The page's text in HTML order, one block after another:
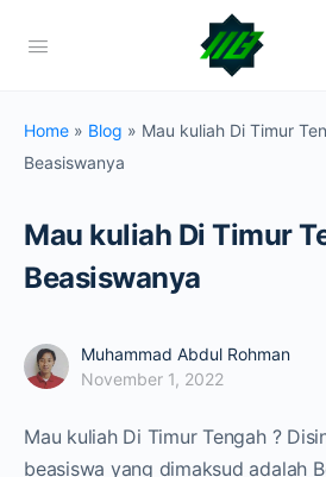
Home » Blog » Mau kuliah Di Timur
Beasiswanya
Mau kuliah Di Timur
Beasiswanya
Muhammad Abdul Rohman
November 1, 2022
Mau kuliah Di Timur Tengah ?
beasiswa yang dimaksud adalah